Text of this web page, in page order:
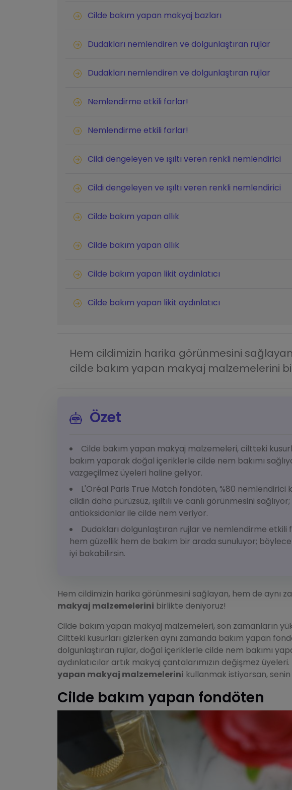
Cilde bakım yapan makyaj bazları
Dudakları nemlendiren ve dolgunlaştıran rujlar
Dudakları nemlendiren ve dolgunlaştıran rujlar
Nemlendirme etkili farlar!
Nemlendirme etkili farlar!
Cildi dengeleyen ve ışıltı veren renkli nemlendirici
Cildi dengeleyen ve ışıltı veren renkli nemlendirici
Cilde bakım yapan allık
Cilde bakım yapan allık
Cilde bakım yapan likit aydınlatıcı
Cilde bakım yapan likit aydınlatıcı
Hem cildimizin harika görünmesini
cilde bakım yapan makyaj malzemelerini
Özet
Cilde bakım yapan makyaj malzemeleri, ciltteki
bakım yaparak doğal içeriklerle cilde nem bakımı
vazgeçilmez üyeleri haline geliyor.
L'Oréal Paris True Match fondöten, %80
cildin daha pürüzsüz, ışıltılı ve canlı görünmesini
antioksidanlar ile cilde nem veriyor.
Dudakları dolgunlaştıran rujlar ve nemlendirme
hem güzellik hem de bakım bir arada sunuluyor;
iyi bakabilirsin.
Hem cildimizin harika görünmesini sağlayan, hem de aynı
makyaj malzemelerini birlikte deniyoruz!
Cilde bakım yapan makyaj malzemeleri, son zamanların
Ciltteki kusurları gizlerken aynı zamanda bakım yapan
dolgunlaştıran rujlar, doğal içeriklerle cilde nem bakımı
aydınlatıcılar artık makyaj çantalarımızın değişmez
yapan makyaj malzemelerini kullanmak istiyorsan,
Cilde bakım yapan fondöten